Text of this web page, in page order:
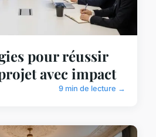
pour réussir
avec impact
9 min de lecture →